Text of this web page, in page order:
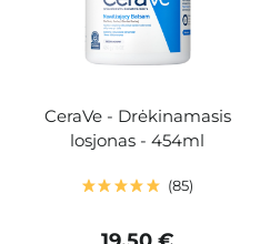
CeraVe - Drėkinamasis
losjonas - 454ml
85